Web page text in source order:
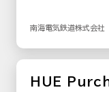
南海電気鉄道株式会社
HUE